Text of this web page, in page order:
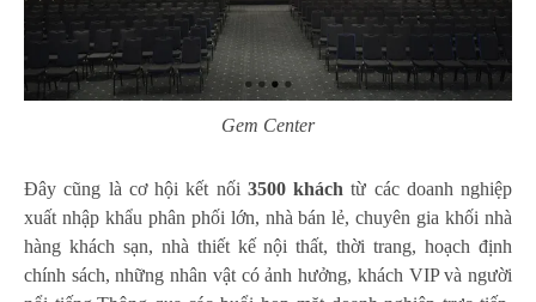
Gem Center
Đây cũng là cơ hội kết nối 3500 khách từ các doanh nghiệp
xuất nhập khẩu phân phối lớn, nhà bán lẻ, chuyên gia khối nhà
hàng khách sạn, nhà thiết kế nội thất, thời trang, hoạch định
chính sách, những nhân vật có ảnh hưởng, khách VIP và người